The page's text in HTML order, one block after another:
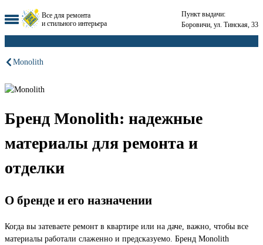
Все для ремонта
и стильного интерьера
Пункт выдачи:
Боровичи, ул. Тинская, 33
Monolith
Бренд Monolith: надежные
материалы для ремонта и
отделки
О бренде и его назначении
Когда вы затеваете ремонт в квартире или на даче, важно, чтобы все
материалы работали слаженно и предсказуемо. Бренд Monolith